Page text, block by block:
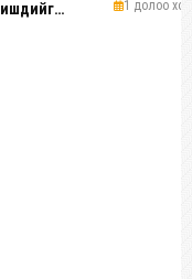
1 долоо